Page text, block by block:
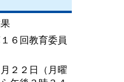
６回教育委員
２日（月曜